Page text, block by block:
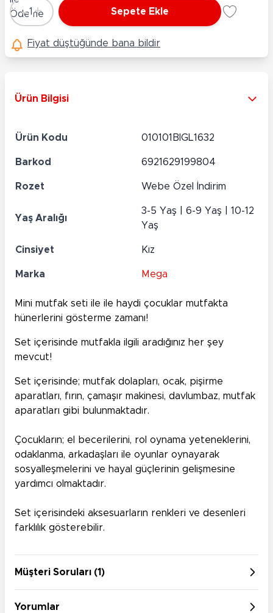
Adet
-1 + Sepete Ekle
Fiyat düştüğünde bana bildir
Ürün Bilgisi
Ürün Kodu 010101BIGL1632
Barkod 6921629199804
Rozet Webe Özel İndirim
Yaş Aralığı
3-5 Yaş | 6-9 Yaş | 10-12
Yaş
Cinsiyet Kız
Marka Mega
Mini mutfak seti ile ile haydi çocuklar mutfakta
hünerlerini gösterme zamanı!
Set içerisinde mutfakla ilgili aradığınız her şey
mevcut!
Set içerisinde; mutfak dolapları, ocak, pişirme
aparatları, fırın, çamaşır makinesi, davlumbaz, mutfak
aparatları gibi bulunmaktadır.
Çocukların; el becerilerini, rol oynama yeteneklerini,
odaklanma, arkadaşları ile oyunlar oynayarak
sosyalleşmelerini ve hayal güçlerinin gelişmesine
yardımcı olmaktadır.
Set içerisindeki aksesuarların renkleri ve desenleri
farklılık gösterebilir.
Müşteri Soruları (1)
Yorumlar